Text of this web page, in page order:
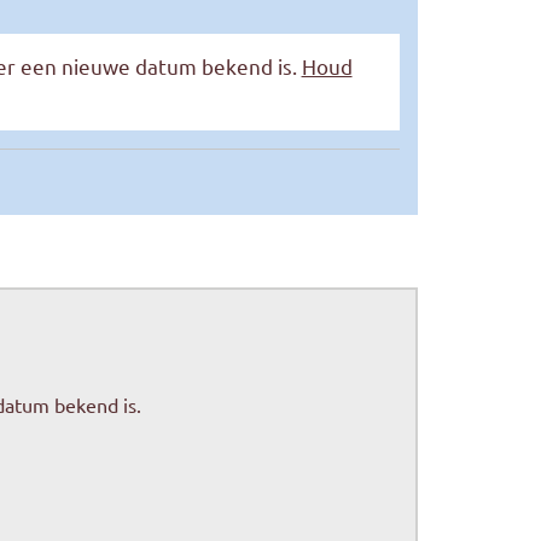
een nieuwe datum bekend is. Houd
bekend is.